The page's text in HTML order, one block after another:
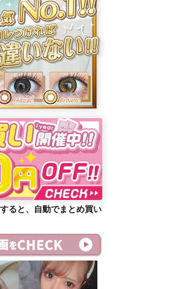
ると、自動でまとめ買い